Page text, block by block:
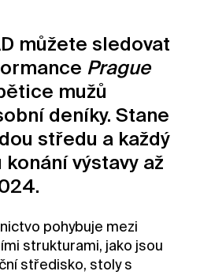
můžete sledovat
Prague
mužů
deníky. Stane
středu a každý
výstavy až
pohybuje mezi
strukturami, jako jsou
středisko, stoly s